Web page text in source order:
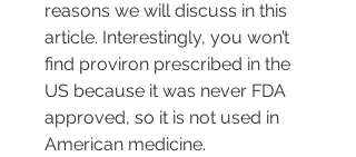
reasons we will discuss in this
article. Interestingly, you won’t
find proviron prescribed in the
US because it was never FDA
approved, so it is not used in
American medicine.